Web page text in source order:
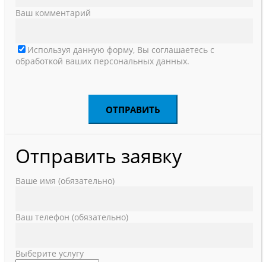
Ваш комментарий
Используя данную форму, Вы соглашаетесь с
обработкой ваших персональных данных.
Отправить заявку
Ваше имя (обязательно)
Ваш телефон (обязательно)
Выберите услугу